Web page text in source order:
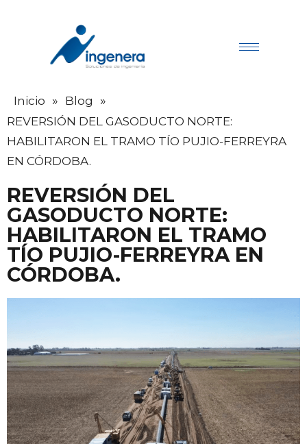
Inicio » Blog »
REVERSIÓN DEL GASODUCTO NORTE:
HABILITARON EL TRAMO TÍO PUJIO-FERREYRA
EN CÓRDOBA.
REVERSIÓN DEL
GASODUCTO NORTE:
HABILITARON EL TRAMO
TÍO PUJIO-FERREYRA EN
CÓRDOBA.